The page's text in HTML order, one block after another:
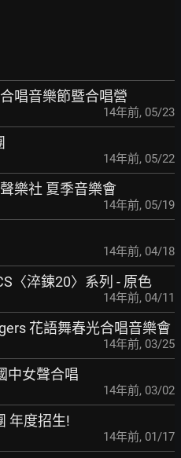
唱音樂節暨合唱營
14年前, 05/23
14年前, 05/22
樂社 夏季音樂會
14年前, 05/19
14年前, 04/18
〈淬鍊20〉系列 - 原色
14年前, 04/11
花語舞春光合唱音樂會
14年前, 03/25
中女聲合唱
14年前, 03/02
年度招生!
14年前, 01/17